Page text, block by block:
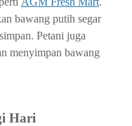
bawang putih segar
Petani juga
menyimpan bawang
Hari